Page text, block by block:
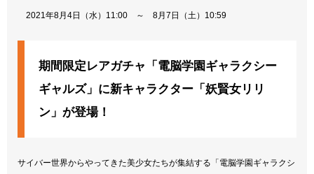
2021年8月4日（水）11:00 ～ 8月7日（土）10:59
期間限定レアガチャ「電脳学園ギャラクシー
ギャルズ」に新キャラクター「妖賢女リリ
ン」が登場！
サイバー世界からやってきた美少女たちが集結する「電脳学園ギャラクシ